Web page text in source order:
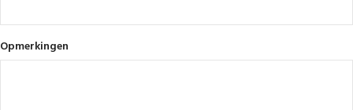
Opmerkingen